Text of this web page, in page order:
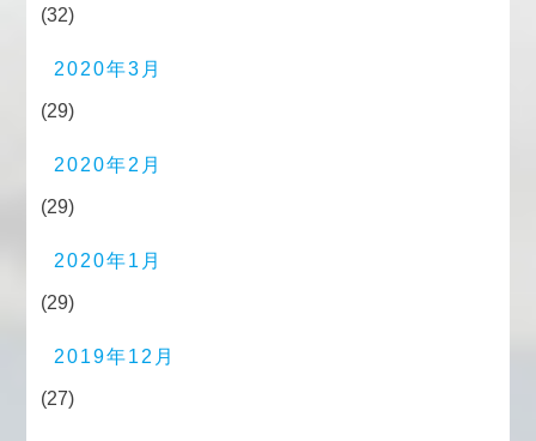
(32)
2020年3月
(29)
2020年2月
(29)
2020年1月
(29)
2019年12月
(27)